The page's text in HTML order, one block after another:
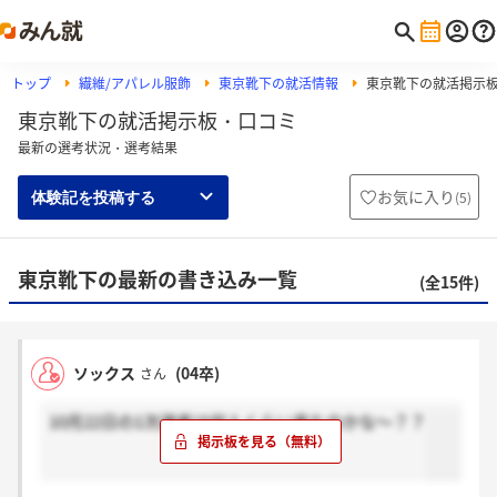
トップ 繊維/アパレル服飾 東京靴下の就活情報 東京靴下の就活掲示
東京靴下の就活掲示板・口コミ
最新の選考状況・選考結果
体験記を投稿する お気に入り (5)
東京靴下の最新の書き込み一覧 (全15件)
ソックス さん (04卒)
10月22日の1次選考は何人くらい来たのかな～？？